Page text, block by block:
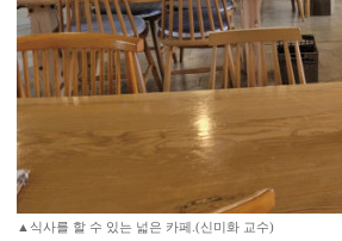
▲식사를 할 수 있는 넓은 카페.(신미화 교수)